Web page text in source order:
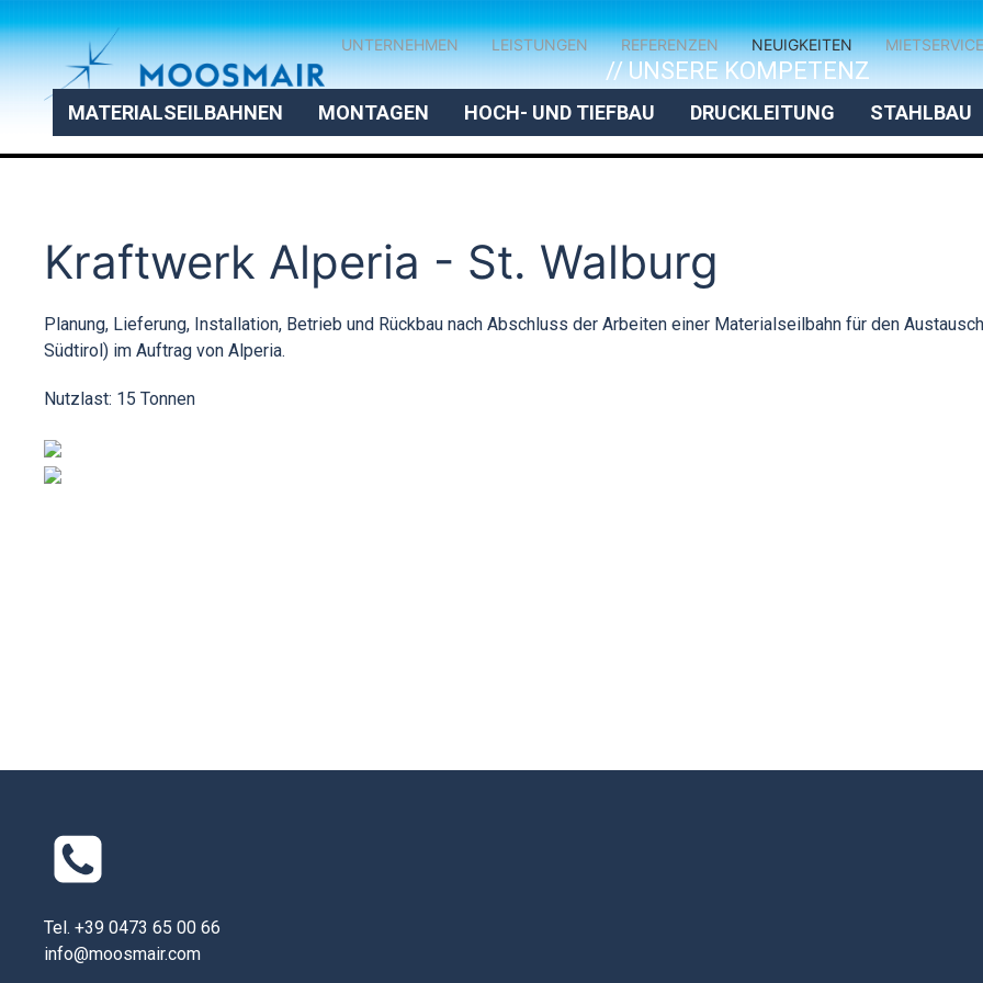
UNTERNEHMEN
LEISTUNGEN REFERENZEN NEUIGKEITEN MIETSERVICE
// UNSERE KOMPETENZ
MATERIALSEILBAHNEN MONTAGEN HOCH- UND TIEFBAU DRUCKLEITUNG STAHLBAU
Kraftwerk Alperia - St. Walburg
Planung, Lieferung, Installation, Betrieb und Rückbau nach Abschluss der Arbeiten einer Materialseilbahn für den
Südtirol) im Auftrag von Alperia.
Nutzlast: 15 Tonnen
Tel. +39 0473 65 00 66
info@moosmair.com